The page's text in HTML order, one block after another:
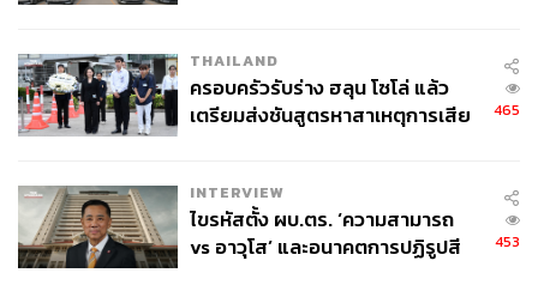
THAILAND
ครอบครัวรับร่าง ฮลุน โซโล่ แล้ว
เตรียมส่งชันสูตรหาสาเหตุการเสีย
465
INTERVIEW
ไขรหัสตั้ง ผบ.ตร. ‘ความสามารถ
vs อาวุโส’ และอนาคตการปฏิรูปสี
453